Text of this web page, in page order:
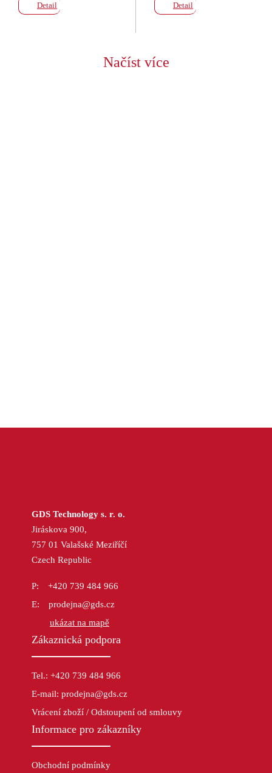
Detail Detail
Načíst více
GDS Technology s. r. o.
Jiráskova 900,
757 01 Valašské Meziříčí
Czech Republic
+420 739 484 966
prodejna@gds.cz
ukázat na mapě
Zákaznická podpora
Tel.: +420 739 484 966
E-mail: prodejna@gds.cz
Vrácení zboží / Odstoupení od smlouvy
Informace pro zákazníky
Obchodní podmínky